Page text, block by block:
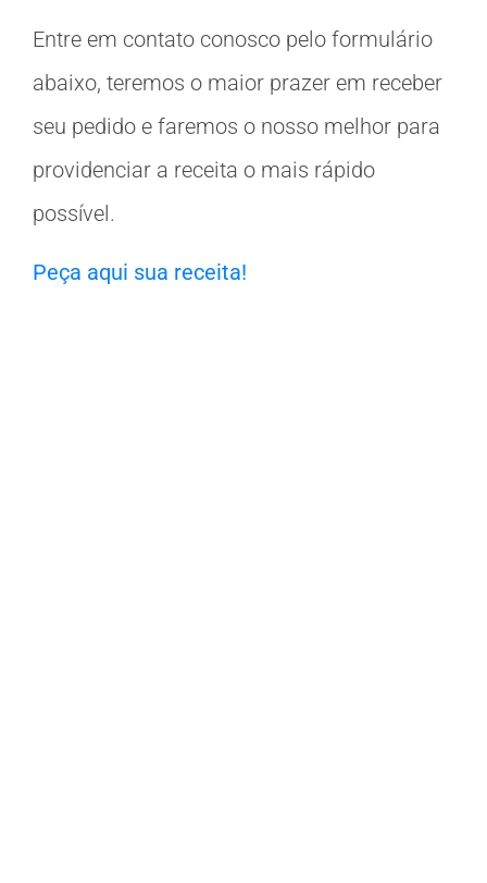
Entre em contato conosco pelo formulário
abaixo, teremos o maior prazer em receber
seu pedido e faremos o nosso melhor para
providenciar a receita o mais rápido
possível.
Peça aqui sua receita!